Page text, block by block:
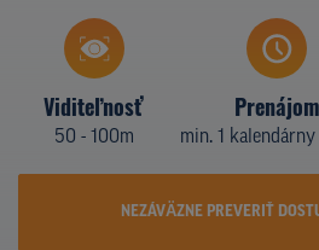
TYPY NOSIČOV
KTO SME
KONTAKTY
Viditeľnosť
50 - 100m
Prenájom
min. 1 kalendárny
NEZÁVÄZNE PREVERIŤ